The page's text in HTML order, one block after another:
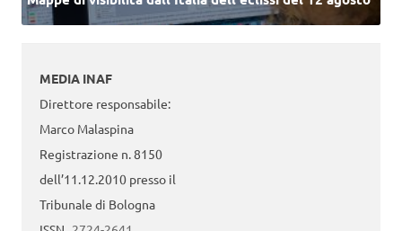
MEDIA INAF
Direttore responsabile:
Marco Malaspina
Registrazione n. 8150
dell’11.12.2010 presso il
Tribunale di Bologna